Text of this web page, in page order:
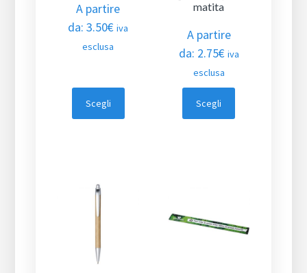
A partire
da:3.50€ iva
esclusa
Scegli
matita
A partire
da: 2.75€ iva
esclusa
Scegli